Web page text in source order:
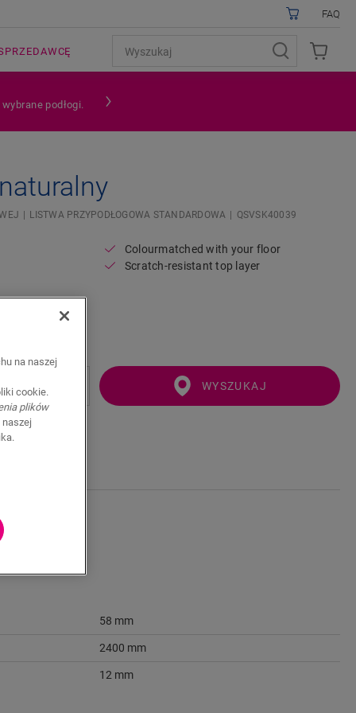
FAQ
podłogi.
LISTWA PRZYPODŁOGOWA STANDARDOWA QSVSK40039
Colourmatched with your floor
Scratch-resistant top layer
WYSZUKAJ
58 mm
2400 mm
12 mm
na naszej
cookie.
plików